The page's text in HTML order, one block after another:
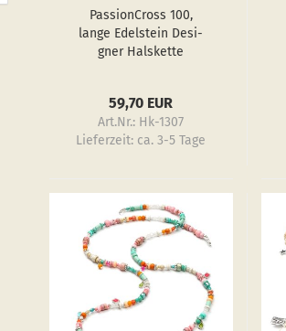
Pas­sionCross 100,
lange Edel­stein De­si­
gner Hals­ket­te
59,70 EUR
Art.Nr.: Hk-1307
Lieferzeit: ca. 3-5 Tage